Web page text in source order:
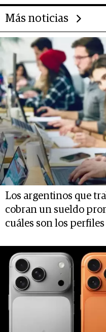
Más noticias
Los argentinos que
cobran un sueldo
cuáles son los